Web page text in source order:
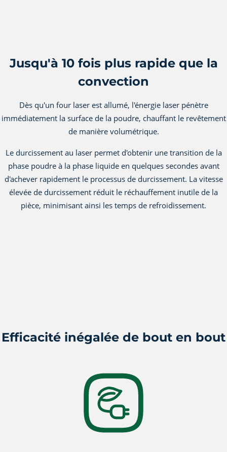
Jusqu'à 10 fois plus rapide que la
convection
Dès qu'un four laser est allumé, l'énergie laser pénètre
immédiatement la surface de la poudre, chauffant le revêtement
de manière volumétrique.
Le durcissement au laser permet d'obtenir une transition de la
phase poudre à la phase liquide en quelques secondes avant
d'achever rapidement le processus de durcissement. La vitesse
élevée de durcissement réduit le réchauffement inutile de la
pièce, minimisant ainsi les temps de refroidissement.
Efficacité inégalée de bout en bout